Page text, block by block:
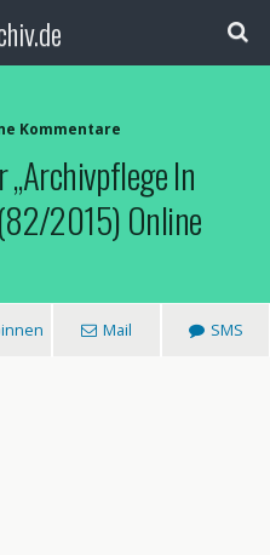
Kommentare
„Archivpflege In
2015) Online
Mail SMS